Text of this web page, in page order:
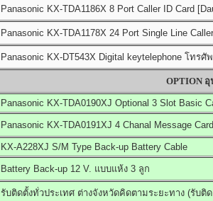
Panasonic KX-TDA1186X 8 Port Caller ID Card
Panasonic KX-TDA1178X 24 Port Single Line
Panasonic KX-DT543X Digital keytelephone โทร
OPTION
Panasonic KX-TDA0190XJ Optional 3 Slot Basic
Panasonic KX-TDA0191XJ 4 Chanal Message
KX-A228XJ S/M Type Back-up Battery Cable
Battery Back-up 12 V. แบบแห้ง 3 ลูก
รับติดตั้งทั่วประเทศ ต่างจังหวัดคิดตามระยะทาง (รับติ